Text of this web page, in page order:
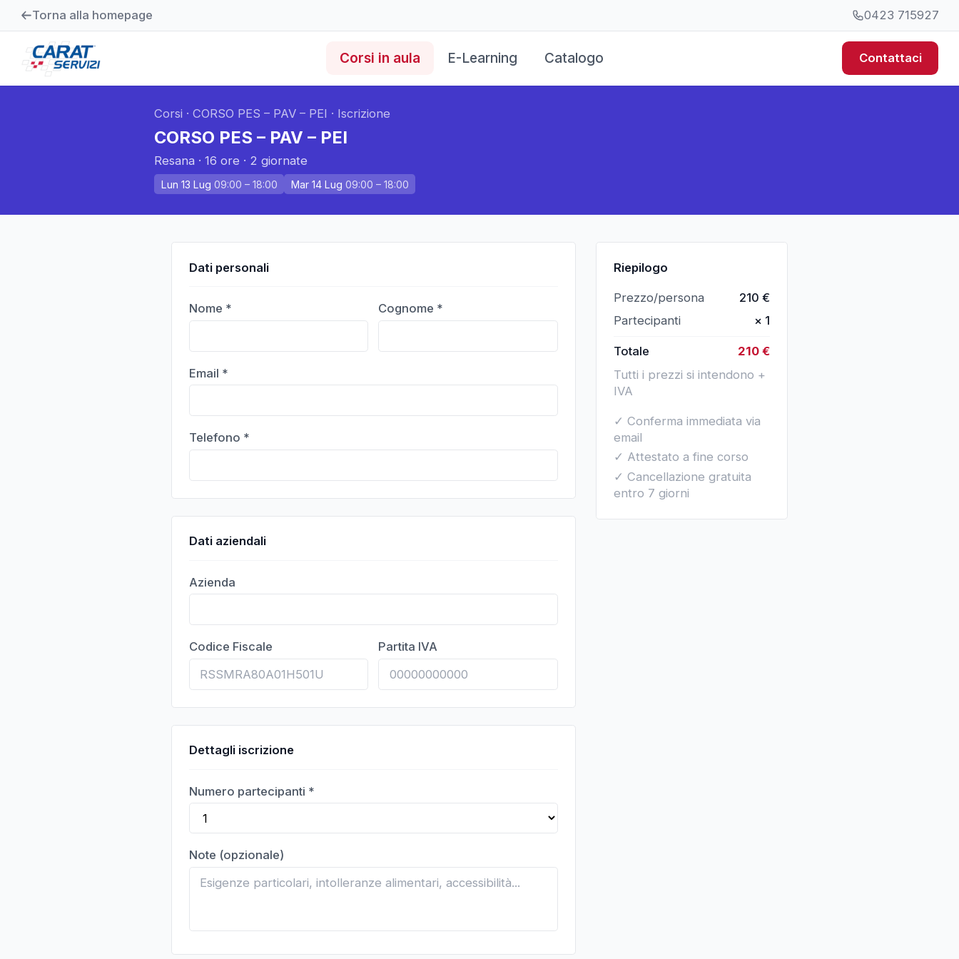
Torna alla homepage 0423 715927
Corsi in aula E-Learning Catalogo Contattaci
Corsi · CORSO PES – PAV – PEI · Iscrizione
CORSO PES – PAV – PEI
Resana · 16 ore · 2 giornate
Lun 13 Lug 09:00 – 18:00 Mar 14 Lug 09:00 – 18:00
Dati personali
Nome * Cognome *
Email *
Telefono *
Dati aziendali
Azienda
Codice Fiscale Partita IVA
Dettagli iscrizione
Numero partecipanti *
Note (opzionale)
Riepilogo
Prezzo/persona 210 €
Partecipanti
× 1
Totale 210 €
Tutti i prezzi si intendono +
IVA
✓ Conferma immediata via
email
✓ Attestato a fine corso
✓ Cancellazione gratuita
entro 7 giorni